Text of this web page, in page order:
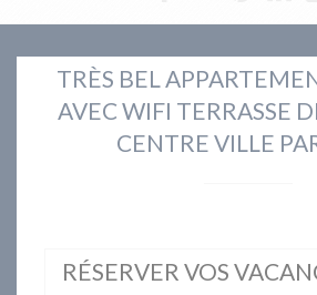
TRÈS BEL
AVEC WIFI TERRASSE
CENTRE VILLE
RÉSERVER VOS